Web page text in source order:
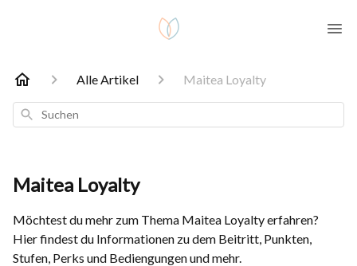
Alle Artikel Maitea Loyalty
Suchen
Maitea Loyalty
Möchtest du mehr zum Thema Maitea Loyalty erfahren?
Hier findest du Informationen zu dem Beitritt, Punkten,
Stufen, Perks und Bediengungen und mehr.